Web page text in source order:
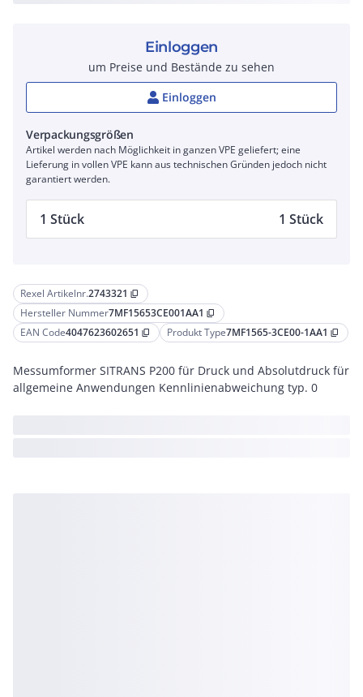
Rexel Artikelnr.2743321 content_copy
Hersteller Nummer7MF15653CE001AA1 content_copy
EAN Code4047623602651 content_copy Produkt Type7MF1565-3CE00-1AA1 content_copy
Messumformer SITRANS P200 für Druck und Absolutdruck für
allgemeine Anwendungen Kennlinienabweichung typ. 0
Einloggen
um Preise und Bestände zu sehen
Einloggen
Verpackungsgrößen
Artikel werden nach Möglichkeit in ganzen VPE geliefert; eine
Lieferung in vollen VPE kann aus technischen Gründen jedoch nicht
garantiert werden.
1 Stück 1 Stück